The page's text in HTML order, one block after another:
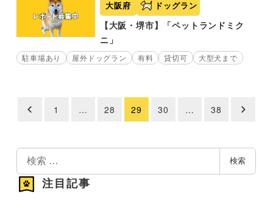
大阪府 ドッグラン
【大阪・堺市】「ペットランドミク
ニ」
駐車場あり 屋外ドッグラン 有料 貸切可 大型犬まで
投
の
ペ
ー
1 … 28 29 30 … 38
検
索
検索
注目記事